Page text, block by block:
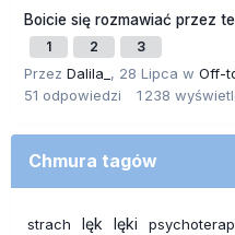
Boicie się rozmawiać przez
1 2 3
Przez Dalila_ , 28 Lipca w Off-
51 odpowiedzi 1 238
Chmura tagów
strach lęk lęki